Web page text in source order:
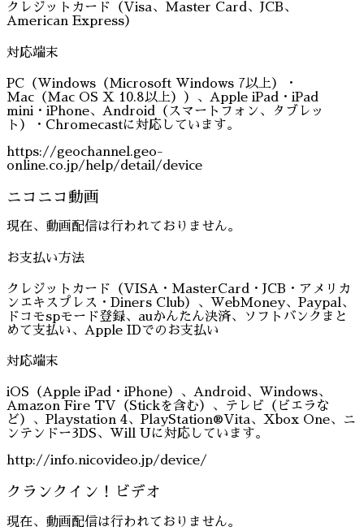
クレジットカード（Visa、Master Card、JCB、
American Express）
対応端末
PC（Windows（Microsoft Windows 7以上）・
Mac（Mac OS X 10.8以上））、Apple iPad・iPad
mini・iPhone、Android（スマートフォン、タブレッ
ト）・Chromecastに対応しています。
https://geochannel.geo-
online.co.jp/help/detail/device
ニコニコ動画
現在、動画配信は行われておりません。
お支払い方法
クレジットカード（VISA・MasterCard・JCB・アメリカ
ンエキスプレス・Diners Club）、WebMoney、Paypal、
ドコモspモード登録、auかんたん決済、ソフトバンクまと
めて支払い、Apple IDでのお支払い
対応端末
iOS（Apple iPad・iPhone）、Android、Windows、
Amazon Fire TV（Stickを含む）、テレビ（ビエラな
ど）、Playstation 4、PlayStation®Vita、Xbox One、ニ
ンテンドー3DS、Will Uに対応しています。
http://info.nicovideo.jp/device/
クランクイン！ビデオ
現在、動画配信は行われておりません。